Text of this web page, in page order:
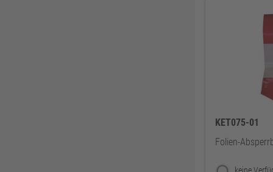
KET075-01
Folien-